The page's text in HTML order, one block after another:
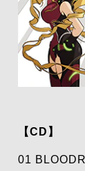
【CD】
01